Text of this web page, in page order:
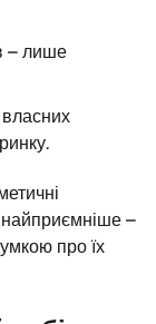
– лише
власних
найприємніше –
про їх